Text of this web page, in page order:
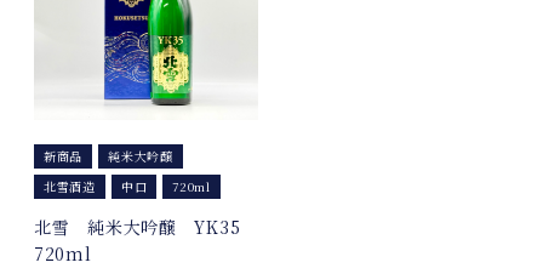
新商品
純米大吟醸
北雪酒造
中口 720ml
北雪 純米大吟醸 YK35
720ml